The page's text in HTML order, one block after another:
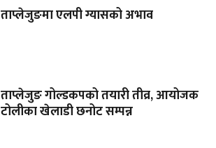
ताप्लेजुङमा एलपी ग्यासको अभाव
ताप्लेजुङ गोल्डकपको तयारी तीव्र, आयोजक
टोलीका खेलाडी छनोट सम्पन्न